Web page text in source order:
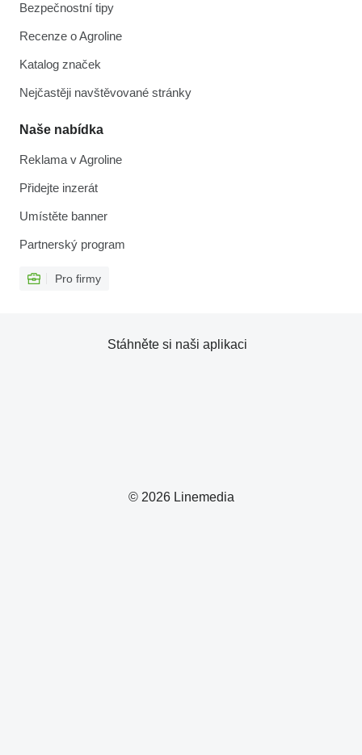
Bezpečnostní tipy
Recenze o Agroline
Katalog značek
Nejčastěji navštěvované stránky
Naše nabídka
Reklama v Agroline
Přidejte inzerát
Umístěte banner
Partnerský program
Pro firmy
© 2026 Linemedia
Stáhněte si naši aplikaci